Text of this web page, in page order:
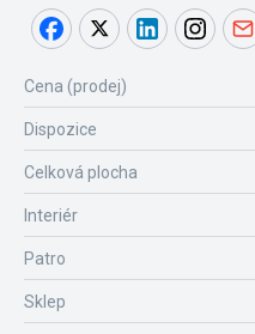
Cena (prodej)
Dispozice
Celková plocha
Interiér
Patro
Sklep